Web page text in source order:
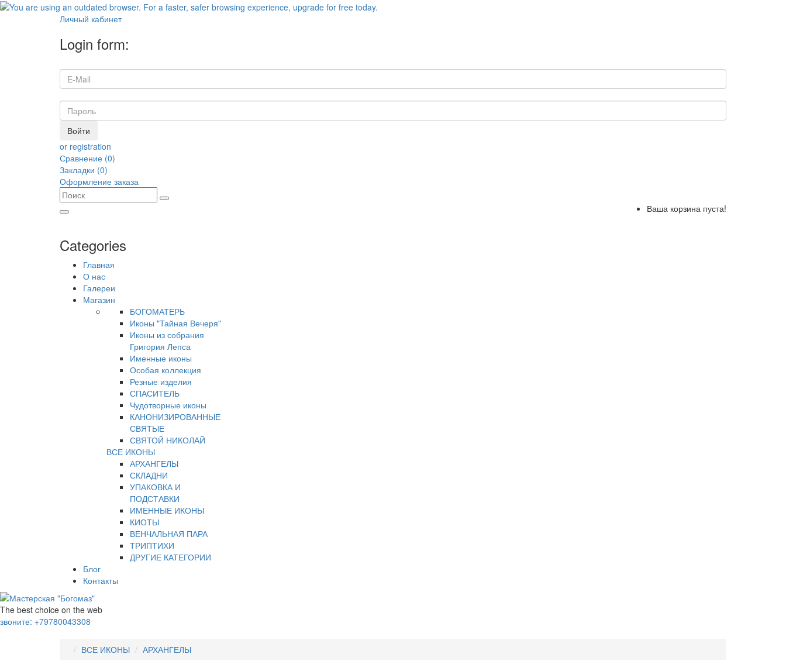
Личный кабинет
Login form:
Войти
or registration
Сравнение (0)
Закладки (0)
Оформление заказа
Ваша корзина пуста!
Categories
Главная
О нас
Галереи
Магазин
БОГОМАТЕРЬ
Иконы "Тайная Вечеря"
Иконы из собрания
Григория Лепса
Именные иконы
Особая коллекция
Резные изделия
СПАСИТЕЛЬ
Чудотворные иконы
КАНОНИЗИРОВАННЫЕ
СВЯТЫЕ
СВЯТОЙ НИКОЛАЙ
ВСЕ ИКОНЫ
АРХАНГЕЛЫ
СКЛАДНИ
УПАКОВКА И
ПОДСТАВКИ
ИМЕННЫЕ ИКОНЫ
КИОТЫ
ВЕНЧАЛЬНАЯ ПАРА
ТРИПТИХИ
ДРУГИЕ КАТЕГОРИИ
Блог
Контакты
The best choice on the web
звоните: +79780043308
ВСЕ ИКОНЫ АРХАНГЕЛЫ